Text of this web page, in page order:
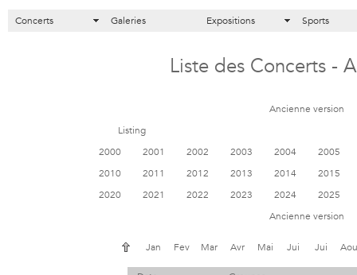
Concerts Galeries Expositions Sports
Liste des Concerts -
Ancienne version
Listing
2000
2001 2002 2003 2004
2005
2010
2011 2012 2013 2014
2015
2020
2021 2022 2023 2024
2025
Ancienne version
Jan Fev Mar Avr Mai Jui Jui Aou